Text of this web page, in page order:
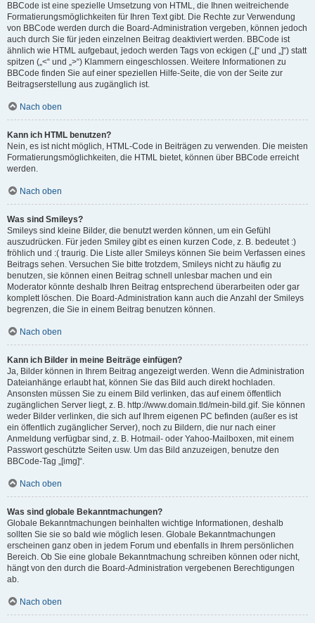
BBCode ist eine spezielle Umsetzung von HTML, die Ihnen weitreichende
Formatierungsmöglichkeiten für Ihren Text gibt. Die Rechte zur Verwendung
von BBCode werden durch die Board-Administration vergeben, können jedoch
auch durch Sie für jeden einzelnen Beitrag deaktiviert werden. BBCode ist
ähnlich wie HTML aufgebaut, jedoch werden Tags von eckigen („[“ und „]“) statt
spitzen („<“ und „>“) Klammern eingeschlossen. Weitere Informationen zu
BBCode finden Sie auf einer speziellen Hilfe-Seite, die von der Seite zur
Beitragserstellung aus zugänglich ist.
Nach oben
Kann ich HTML benutzen?
Nein, es ist nicht möglich, HTML-Code in Beiträgen zu verwenden. Die meisten
Formatierungsmöglichkeiten, die HTML bietet, können über BBCode erreicht
werden.
Nach oben
Was sind Smileys?
Smileys sind kleine Bilder, die benutzt werden können, um ein Gefühl
auszudrücken. Für jeden Smiley gibt es einen kurzen Code, z. B. bedeutet :)
fröhlich und :( traurig. Die Liste aller Smileys können Sie beim Verfassen eines
Beitrags sehen. Versuchen Sie bitte trotzdem, Smileys nicht zu häufig zu
benutzen, sie können einen Beitrag schnell unlesbar machen und ein
Moderator könnte deshalb Ihren Beitrag entsprechend überarbeiten oder gar
komplett löschen. Die Board-Administration kann auch die Anzahl der Smileys
begrenzen, die Sie in einem Beitrag benutzen können.
Nach oben
Kann ich Bilder in meine Beiträge einfügen?
Ja, Bilder können in Ihrem Beitrag angezeigt werden. Wenn die Administration
Dateianhänge erlaubt hat, können Sie das Bild auch direkt hochladen.
Ansonsten müssen Sie zu einem Bild verlinken, das auf einem öffentlich
zugänglichen Server liegt, z. B. http://www.domain.tld/mein-bild.gif. Sie können
weder Bilder verlinken, die sich auf Ihrem eigenen PC befinden (außer es ist
ein öffentlich zugänglicher Server), noch zu Bildern, die nur nach einer
Anmeldung verfügbar sind, z. B. Hotmail- oder Yahoo-Mailboxen, mit einem
Passwort geschützte Seiten usw. Um das Bild anzuzeigen, benutze den
BBCode-Tag „[img]“.
Nach oben
Was sind globale Bekanntmachungen?
Globale Bekanntmachungen beinhalten wichtige Informationen, deshalb
sollten Sie sie so bald wie möglich lesen. Globale Bekanntmachungen
erscheinen ganz oben in jedem Forum und ebenfalls in Ihrem persönlichen
Bereich. Ob Sie eine globale Bekanntmachung schreiben können oder nicht,
hängt von den durch die Board-Administration vergebenen Berechtigungen
ab.
Nach oben